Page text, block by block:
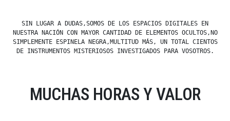
SIN LUGAR A DUDAS,SOMOS DE LOS ESPACIOS DIGITALES EN
NUESTRA NACIÓN CON MAYOR CANTIDAD DE ELEMENTOS OCULTOS,NO
SIMPLEMENTE ESPINELA NEGRA,MULTITUD MÁS, UN TOTAL CIENTOS
DE INSTRUMENTOS MISTERIOSOS INVESTIGADOS PARA VOSOTROS.
MUCHAS HORAS Y VALOR